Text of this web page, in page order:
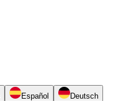
Español
Deutsch